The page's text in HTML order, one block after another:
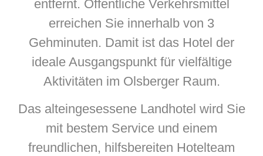
entfernt. Öffentliche Verkehrsmittel
erreichen Sie innerhalb von 3
Gehminuten. Damit ist das Hotel der
ideale Ausgangspunkt für vielfältige
Aktivitäten im Olsberger Raum.
Das alteingesessene Landhotel wird Sie
mit bestem Service und einem
freundlichen, hilfsbereiten Hotelteam